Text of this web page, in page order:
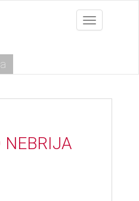
Toggle
NEBRIJA